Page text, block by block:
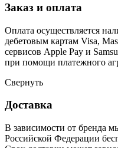
Заказ и оплата
Оплата осуществляется
дебетовым картам Visa,
сервисов Apple Pay и
при помощи платежного
Свернуть
Доставка
В зависимости от бренда
Российской Федерации